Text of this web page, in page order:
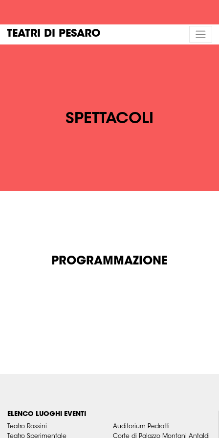
TEATRI DI PESARO
SPETTACOLI
PROGRAMMAZIONE
ELENCO LUOGHI EVENTI
Teatro Rossini
Teatro Sperimentale
Auditorium Pedrotti
Corte di Palazzo Montani Antaldi